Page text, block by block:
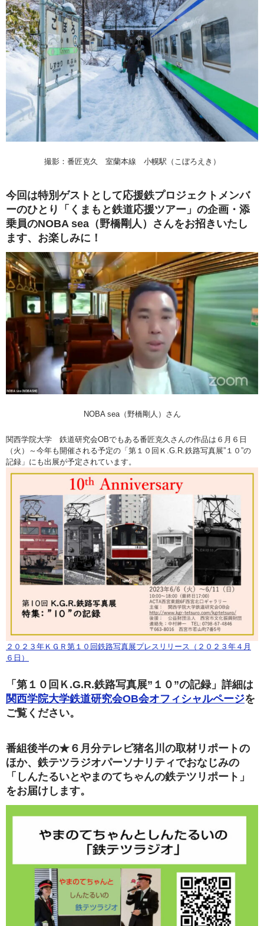
撮影：番匠克久 室蘭本線 小幌駅（こぼろえき）
今回は特別ゲストとして応援鉄プロジェクトメンバ
ーのひとり「くまもと鉄道応援ツアー」の企画・添
乗員のNOBA sea（野橋剛人）さんをお招きいたし
ます、お楽しみに！
NOBA sea（野橋剛人）さん
関西学院大学 鉄道研究会OBでもある番匠克久さんの作品は６月６日
（火）～今年も開催される予定の「第１０回Ｋ.G.R.鉄路写真展”１０”の
記録」にも出展が予定されています。
２０２３年ＫＧＲ第１０回鉄路写真展プレスリリース（２０２３年４月
６日）
「第１０回Ｋ.G.R.鉄路写真展”１０”の記録」詳細は
関西学院大学鉄道研究会OB会オフィシャルページを
ご覧ください。
番組後半の★６月分テレビ猪名川の取材リポートの
ほか、鉄テツラジオパーソナリティでおなじみの
「しんたるいとやまのてちゃんの鉄テツリポート」
をお届けします。